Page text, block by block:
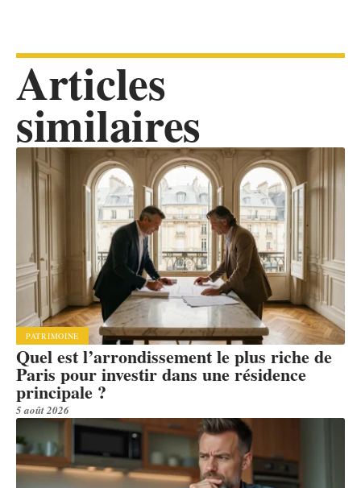
Articles
similaires
PATRIMOINE
Quel est l’arrondissement le plus riche de
Paris pour investir dans une résidence
principale ?
5 août 2026